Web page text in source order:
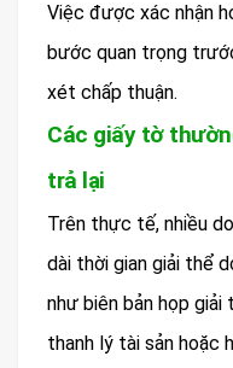
Việc được xác nhận
bước quan trọng
xét chấp thuận.
Các giấy tờ
trả lại
Trên thực tế, nhiều
dài thời gian giải thể
như biên bản họp giải
thanh lý tài sản hoặc